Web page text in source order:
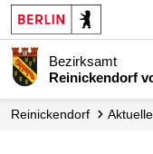
Bezirksamt
Reinickendorf
Reinickendorf